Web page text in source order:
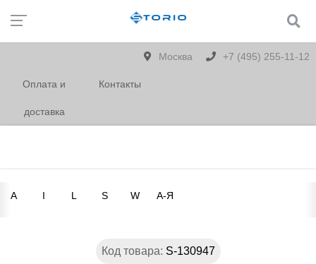
Москва +7 (495) 255-11-12
Оплата и
доставка
Контакты
A I L S W А-Я
Код товара: S-130947